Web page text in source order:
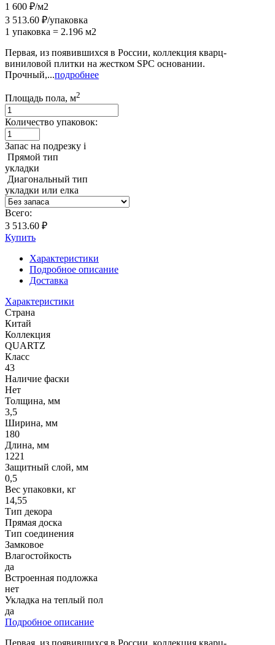
1 600 ₽/м2
3 513.60 ₽/упаковка
1 упаковка = 2.196 м2
Первая, из появившихся в России, коллекция кварц-
виниловой плитки на жестком SPC основании.
Прочный,...подробнее
Площадь пола, м2
Количество упаковок:
Запас на подрезку i
Прямой тип
укладки
Диагональный тип
укладки или елка
Всего:
3 513.60 ₽
Купить
Характеристики
Подробное описание
Доставка
Характеристики
Страна
Китай
Коллекция
QUARTZ
Класс
43
Наличие фаски
Нет
Толщина, мм
3,5
Ширина, мм
180
Длина, мм
1221
Защитный слой, мм
0,5
Вес упаковки, кг
14,55
Тип декора
Прямая доска
Тип соединения
Замковое
Влагостойкость
да
Встроенная подложка
нет
Укладка на теплый пол
да
Подробное описание